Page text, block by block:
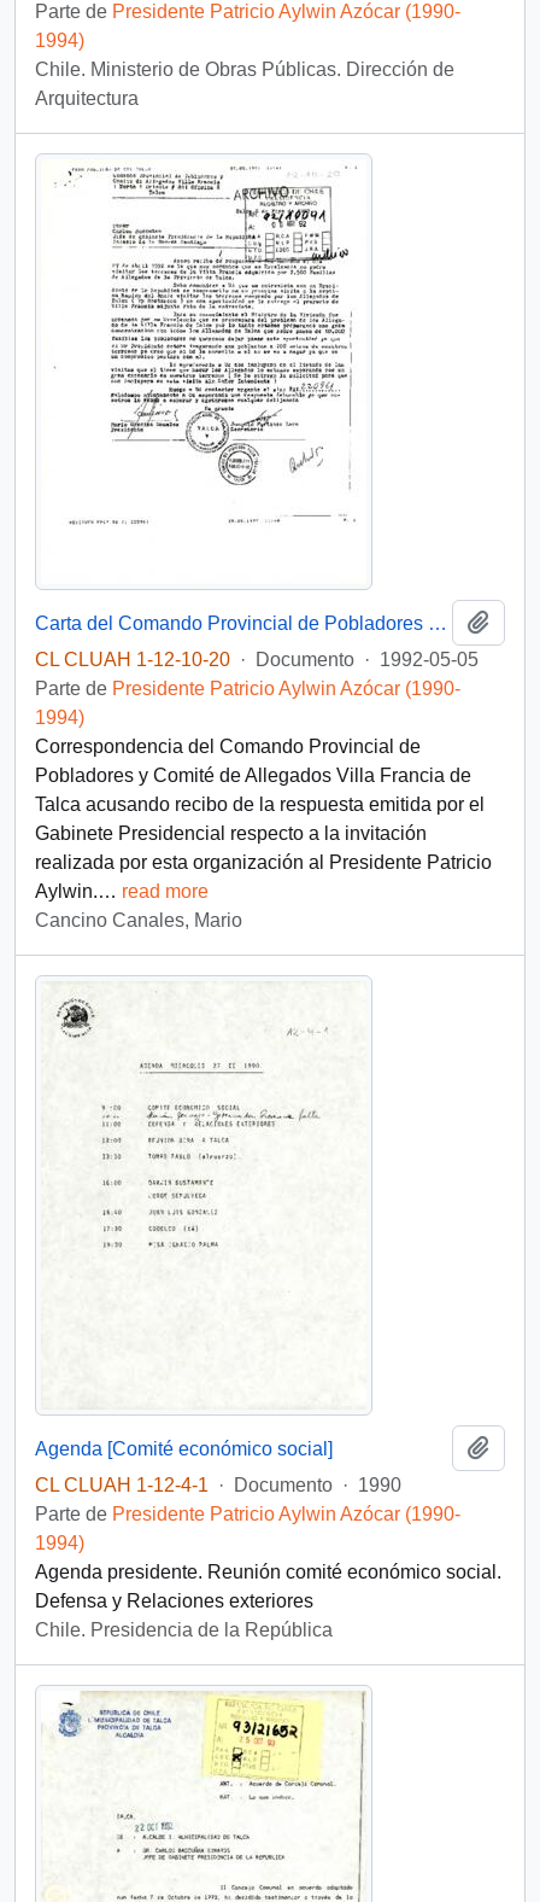
Parte de Presidente Patricio Aylwin Azócar (1990-
1994)
Chile. Ministerio de Obras Públicas. Dirección de
Arquitectura
Carta del Comando Provincial de Pobladores y Comité de Allegados Villa Francia de Talca
CL CLUAH 1-12-10-20 · Documento · 1992-05-05
Parte de Presidente Patricio Aylwin Azócar (1990-
1994)
Correspondencia del Comando Provincial de
Pobladores y Comité de Allegados Villa Francia de
Talca acusando recibo de la respuesta emitida por el
Gabinete Presidencial respecto a la invitación
realizada por esta organización al Presidente Patricio
Aylwin.… read more
Cancino Canales, Mario
Agenda [Comité económico social]
CL CLUAH 1-12-4-1
· Documento · 1990
Parte de Presidente Patricio Aylwin Azócar (1990-
1994)
Agenda presidente. Reunión comité económico social.
Defensa y Relaciones exteriores
Chile. Presidencia de la República